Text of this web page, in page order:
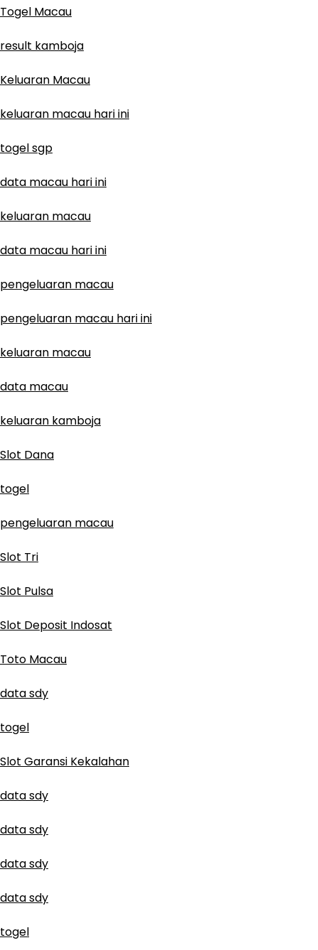
Togel Macau
result kamboja
Keluaran Macau
keluaran macau hari ini
togel sgp
data macau hari ini
keluaran macau
data macau hari ini
pengeluaran macau
pengeluaran macau hari ini
keluaran macau
data macau
keluaran kamboja
Slot Dana
togel
pengeluaran macau
Slot Tri
Slot Pulsa
Slot Deposit Indosat
Toto Macau
data sdy
togel
Slot Garansi Kekalahan
data sdy
data sdy
data sdy
data sdy
togel